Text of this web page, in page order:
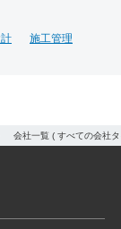
施工管理
会社一覧 ( すべての会社